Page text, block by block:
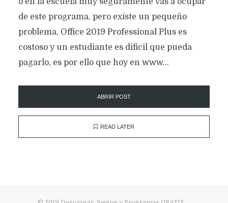
de este programa, pero exíste un pequeño
problema, Office 2019 Professional Plus es
costoso y un estudiante es dificil que pueda
pagarlo, es por ello que hoy en www...
ABRIR POST
READ LATER